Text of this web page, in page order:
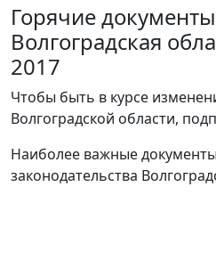
Горячие
Волгоградская
2017
Чтобы быть в курсе
Волгоградской области,
Наиболее важные
законодательства